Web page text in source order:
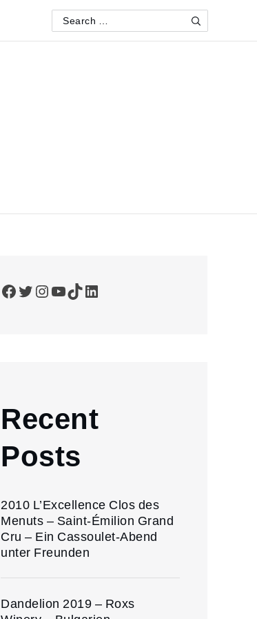
Search
for:
Search
Facebook
Twitter
Instagram
YouTube
TikTokLinkedIn
Recent
Posts
2010 L’Excellence Clos des
Menuts – Saint-Émilion Grand
Cru – Ein Cassoulet-Abend
unter Freunden
Dandelion 2019 – Roxs